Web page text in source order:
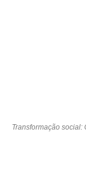
Transformação social: